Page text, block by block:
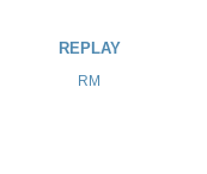
REPLAY
RM